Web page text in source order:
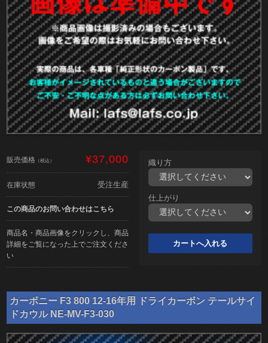
販売価格 （税込） ¥37,000
在庫状態 受注生産
この商品のお問い合わせはこちら
商品名・商品画像をクリックし、商品
詳細をご覧になった上でご注文くださ
い
織り方
仕上がり
カーボニー F3 800 12-16年用 ドライカーボン テールサイ
ドカウル NE-MV-F3-030